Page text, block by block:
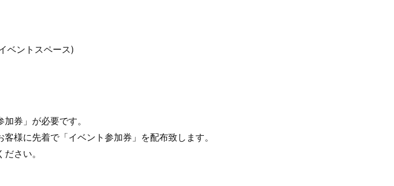
ベントスペース)
券」が必要です。
様に先着で「イベント参加券」を配布致します。
さい。